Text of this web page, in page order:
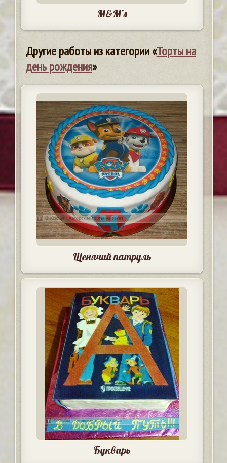
M&M’s
Другие работы из категории «Торты на
день рождения»
Щенячий патруль
Букварь